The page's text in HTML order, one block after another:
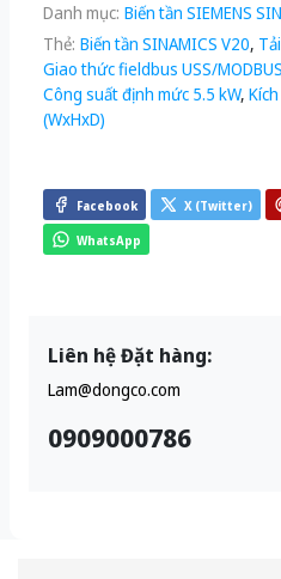
Danh mục: Biến tần SIEMENS
Thẻ: Biến tần SINAMICS V20,
Giao thức fieldbus USS/
Công suất định mức 5.5 kW,
(WxHxD)
Facebook X (Twitter)
WhatsApp
Liên hệ Đặt hàng:
Lam@dongco.com
0909000786